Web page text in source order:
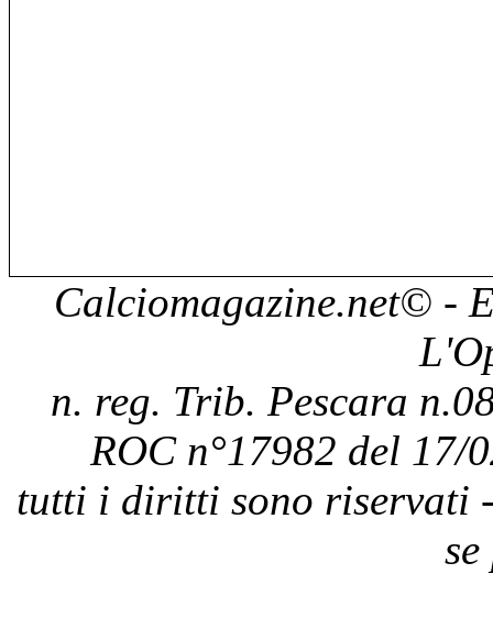
Calciomagazine.net© -
n. reg. Trib. Pescara
ROC n°17982 del 17/
tutti i diritti sono riservati